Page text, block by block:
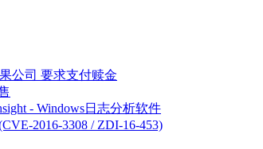
公司 要求支付赎金
- Windows日志分析软件
2016-3308 / ZDI-16-453)